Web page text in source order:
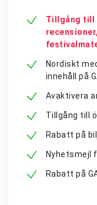
Tillgång till
Nordiskt
innehåll på
Avaktivera
Tillgång till
Rabatt på
Nyhetsmejl
Rabatt på